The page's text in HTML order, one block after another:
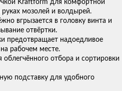
Kraftform для комфортной
руках мозолей и волдырей.
вгрызается в головку винта и
отвёртки.
предотвращает надоедливое
рабочем месте.
отбора и сортировки
подставку для удобного